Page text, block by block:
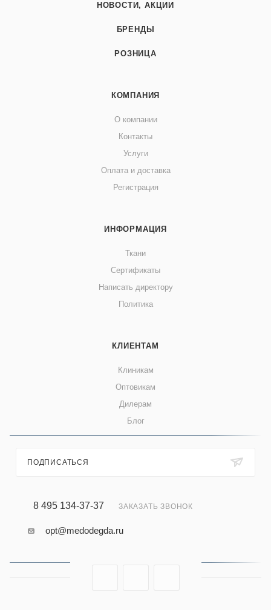
НОВОСТИ, АКЦИИ
БРЕНДЫ
РОЗНИЦА
КОМПАНИЯ
О компании
Контакты
Услуги
Оплата и доставка
Регистрация
ИНФОРМАЦИЯ
Ткани
Сертификаты
Написать директору
Политика
КЛИЕНТАМ
Клиникам
Оптовикам
Дилерам
Блог
ПОДПИСАТЬСЯ
8 495 134-37-37 ЗАКАЗАТЬ ЗВОНОК
opt@medodegda.ru